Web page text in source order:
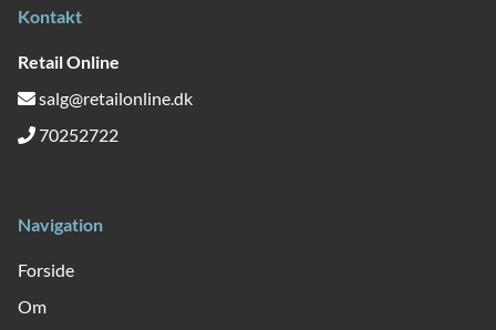
Kontakt
Retail Online
salg@retailonline.dk
70252722
Navigation
Forside
Om